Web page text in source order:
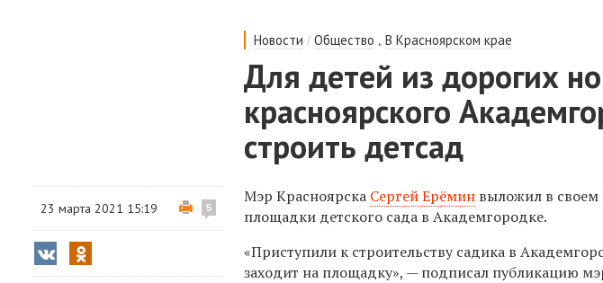
Новости /Общество ,В Красноярском крае
Для детей из дорогих
красноярского
строить детсад
23 марта 2021 15:19 5
Мэр Красноярска Сергей Ерёмин выложил в своем
площадки детского сада в Академгородке.
«Приступили к строительству садика в
заходит на площадку», — подписал публикацию